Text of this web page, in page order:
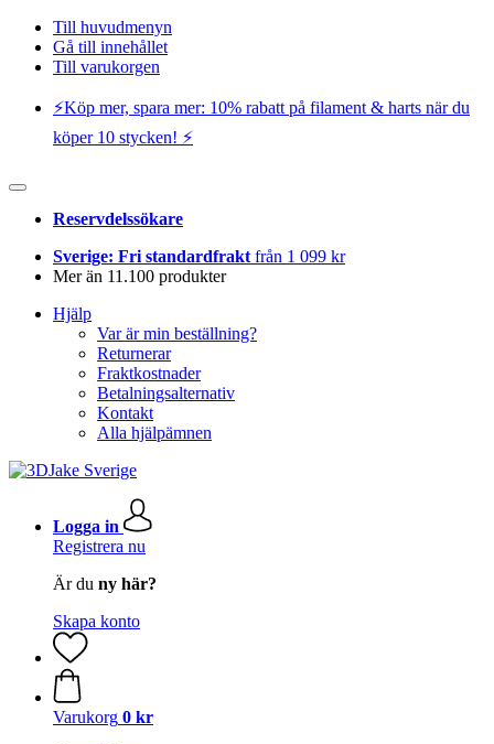
Till huvudmenyn
Gå till innehållet
Till varukorgen
⚡️Köp mer, spara mer: 10% rabatt på filament & harts när du
köper 10 stycken! ⚡️
Reservdelssökare
Sverige: Fri standardfrakt från 1 099 kr
Mer än 11.100 produkter
Hjälp
Var är min beställning?
Returnerar
Fraktkostnader
Betalningsalternativ
Kontakt
Alla hjälpämnen
Logga in
Registrera nu
Är du ny här?
Skapa konto
Varukorg 0 kr